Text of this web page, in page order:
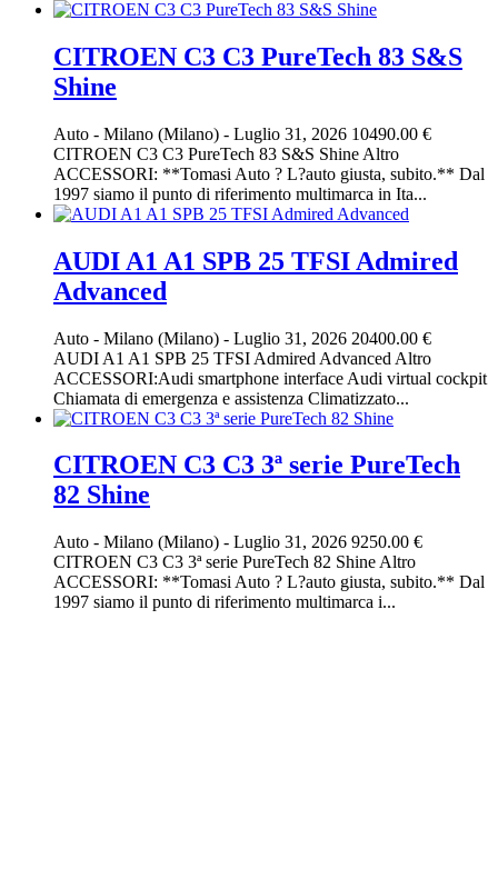
CITROEN C3 C3 PureTech 83 S&S
Shine
Auto - Milano (Milano) - Luglio 31, 2026 10490.00 €
CITROEN C3 C3 PureTech 83 S&S Shine Altro
ACCESSORI: **Tomasi Auto ? L?auto giusta, subito.** Dal
1997 siamo il punto di riferimento multimarca in Ita...
AUDI A1 A1 SPB 25 TFSI Admired
Advanced
Auto - Milano (Milano) - Luglio 31, 2026 20400.00 €
AUDI A1 A1 SPB 25 TFSI Admired Advanced Altro
ACCESSORI:Audi smartphone interface Audi virtual cockpit
Chiamata di emergenza e assistenza Climatizzato...
CITROEN C3 C3 3ª serie PureTech
82 Shine
Auto - Milano (Milano) - Luglio 31, 2026 9250.00 €
CITROEN C3 C3 3ª serie PureTech 82 Shine Altro
ACCESSORI: **Tomasi Auto ? L?auto giusta, subito.** Dal
1997 siamo il punto di riferimento multimarca i...